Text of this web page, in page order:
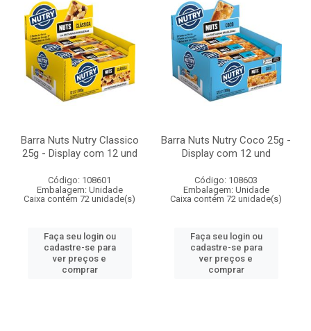
Barra Nuts Nutry Classico
25g - Display com 12 und
Código: 108601
Embalagem: Unidade
Caixa contém 72 unidade(s)
Faça seu login ou
cadastre-se para
ver preços e
comprar
Barra Nuts Nutry Coco 25g -
Display com 12 und
Código: 108603
Embalagem: Unidade
Caixa contém 72 unidade(s)
Faça seu login ou
cadastre-se para
ver preços e
comprar